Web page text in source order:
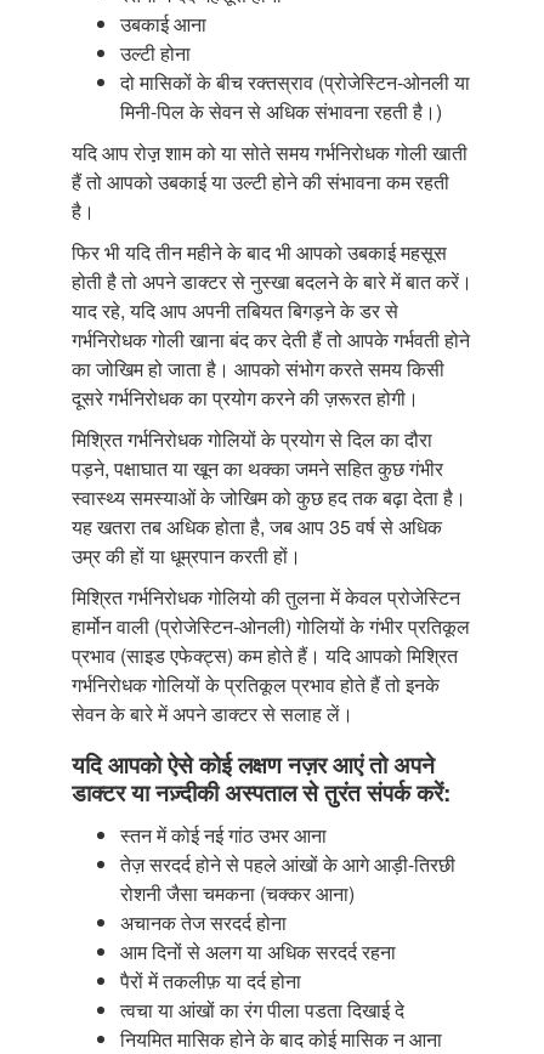
उबकाई आना
उल्टी होना
दो मासिकों के बीच रक्तस्राव (प्रोजेस्टिन-ओनली या
मिनी-पिल के सेवन से अधिक संभावना रहती है।)
यदि आप रोज़़ शाम को या सोते समय गर्भनिरोधक गोली खाती
हैं तो आपको उबकाई या उल्टी होने की संभावना कम रहती
है।
फिर भी यदि तीन महीने के बाद भी आपको उबकाई महसूस
होती है तो अपने डाक्टर से नुस्खा बदलने के बारे में बात करें।
याद रहे, यदि आप अपनी तबियत बिगड़ने के डर से
गर्भनिरोधक गोली खाना बंद कर देती हैं तो आपके गर्भवती होने
का जोखिम हो जाता है। आपको संभोग करते समय किसी
दूसरे गर्भनिरोधक का प्रयोग करने की ज़रूरत होगी।
मिश्रित गर्भनिरोधक गोलियों के प्रयोग से दिल का दौरा
पड़ने, पक्षाघात या खून का थक्का जमने सहित कुछ गंभीर
स्वास्थ्य समस्याओं के जोखिम को कुछ हद तक बढ़ा देता है।
यह खतरा तब अधिक होता है, जब आप 35 वर्ष से अधिक
उम्र की हों या धूम्रपान करती हों।
मिश्रित गर्भनिरोधक गोलियो की तुलना में केवल प्रोजेस्टिन
हार्मोन वाली (प्रोजेस्टिन-ओनली) गोलियों के गंभीर प्रतिकूल
प्रभाव (साइड एफेक्ट्स) कम होते हैं। यदि आपको मिश्रित
गर्भनिरोधक गोलियों के प्रतिकूल प्रभाव होते हैं तो इनके
सेवन के बारे में अपने डाक्टर से सलाह लें।
यदि आपको ऐसे कोई लक्षण नज़र आएं तो अपने
डाक्टर या नज़्दीकी अस्पताल से तुरंत संपर्क करें:
स्तन में कोई नई गांठ उभर आना
तेज़ सरदर्द होने से पहले आंखों के आगे आड़ी-तिरछी
रोशनी जैसा चमकना (चक्कर आना)
अचानक तेज सरदर्द होना
आम दिनों से अलग या अधिक सरदर्द रहना
पैरों में तकलीफ़ या दर्द होना
त्वचा या आंखों का रंग पीला पडता दिखाई दे
नियमित मासिक होने के बाद कोई मासिक न आना